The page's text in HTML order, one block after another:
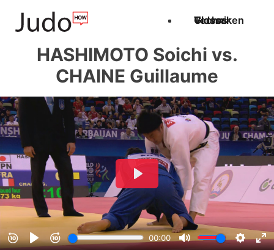
Techniken
Videos
Glossar
HASHIMOTO Soichi vs.
CHAINE Guillaume